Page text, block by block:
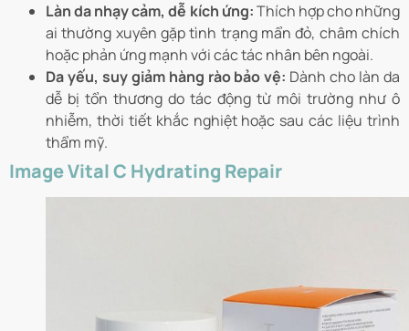
Làn da nhạy cảm, dễ kích ứng:Thích hợp cho những
ai thường xuyên gặp tình trạng mẩn đỏ, châm chích
hoặc phản ứng mạnh với các tác nhân bên ngoài.
Da yếu, suy giảm hàng rào bảo vệ: Dành cho làn da
dễ bị tổn thương do tác động từ môi trường như ô
nhiễm, thời tiết khắc nghiệt hoặc sau các liệu trình
thẩm mỹ.
Image Vital C Hydrating Repair